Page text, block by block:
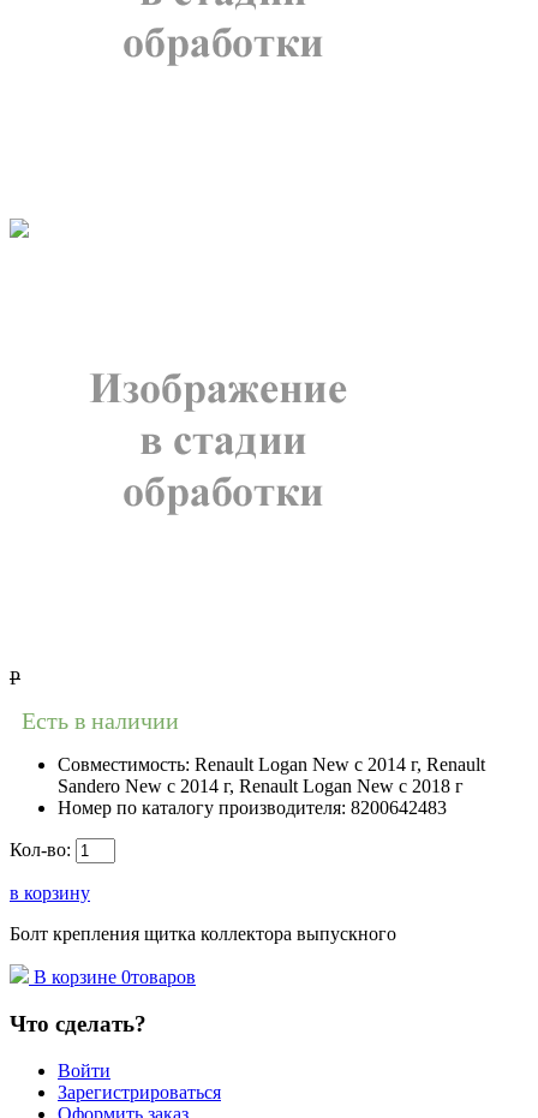
Р
Есть в наличии
Совместимость: Renault Logan New с 2014 г, Renault
Sandero New с 2014 г, Renault Logan New с 2018 г
Номер по каталогу производителя: 8200642483
Кол-во:
в корзину
Болт крепления щитка коллектора выпускного
В корзине 0товаров
Что сделать?
Войти
Зарегистрироваться
Оформить заказ